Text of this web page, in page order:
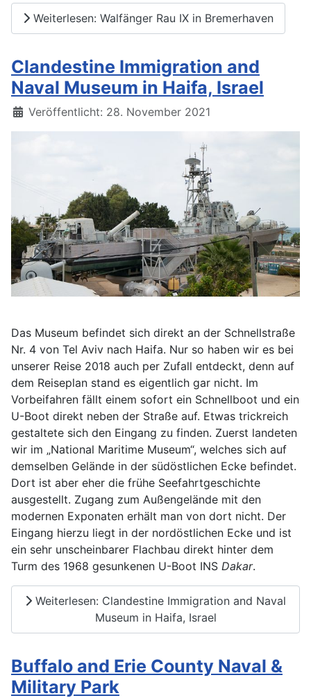
Weiterlesen: Walfänger Rau IX in Bremerhaven
Clandestine Immigration and
Naval Museum in Haifa, Israel
Details
Veröffentlicht: 28. November 2021
Das Museum befindet sich direkt an der Schnellstraße
Nr. 4 von Tel Aviv nach Haifa. Nur so haben wir es bei
unserer Reise 2018 auch per Zufall entdeckt, denn auf
dem Reiseplan stand es eigentlich gar nicht. Im
Vorbeifahren fällt einem sofort ein Schnellboot und ein
U-Boot direkt neben der Straße auf. Etwas trickreich
gestaltete sich den Eingang zu finden. Zuerst landeten
wir im „National Maritime Museum“, welches sich auf
demselben Gelände in der südöstlichen Ecke befindet.
Dort ist aber eher die frühe Seefahrtgeschichte
ausgestellt. Zugang zum Außengelände mit den
modernen Exponaten erhält man von dort nicht. Der
Eingang hierzu liegt in der nordöstlichen Ecke und ist
ein sehr unscheinbarer Flachbau direkt hinter dem
Turm des 1968 gesunkenen U-Boot INS Dakar.
Weiterlesen: Clandestine Immigration and Naval
Museum in Haifa, Israel
Buffalo and Erie County Naval &
Military Park